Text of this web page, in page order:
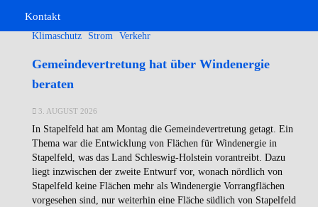
Selfservice-
Angebote
Newsletter
Stapelfeld
mich
Fotos
Kontakt
Feuerwehr
Klimaschutz
Strom Verkehr
Gemeindevertretung hat über Windenergie
beraten
3. AUGUST 2026
In Stapelfeld hat am Montag die Gemeindevertretung getagt. Ein
Thema war die Entwicklung von Flächen für Windenergie in
Stapelfeld, was das Land Schleswig-Holstein vorantreibt. Dazu
liegt inzwischen der zweite Entwurf vor, wonach nördlich von
Stapelfeld keine Flächen mehr als Windenergie Vorrangflächen
vorgesehen sind, nur weiterhin eine Fläche südlich von Stapelfeld